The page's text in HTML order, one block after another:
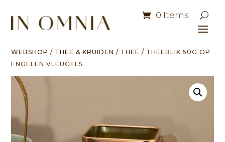
0 Items
WEBSHOP / THEE & KRUIDEN / THEE / THEEBLIK 50G OP
ENGELEN VLEUGELS